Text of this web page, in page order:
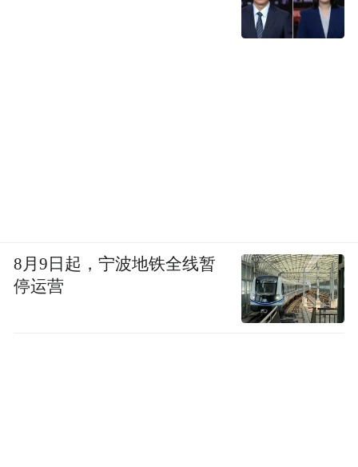
8月9日起，宁波地铁全线暂
停运营